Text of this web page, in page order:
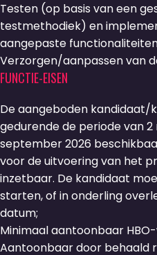
Testen (op basis van een
testmethodiek) en
aangepaste
Verzorgen/aanpassen van
FUNCTIE-EISEN
De aangeboden kandidaat/
gedurende de periode van
september 2026
voor de uitvoering van het
inzetbaar. De kandidaat
starten, of in onderling
datum;
Minimaal aantoonbaar
Aantoonbaar door behaald